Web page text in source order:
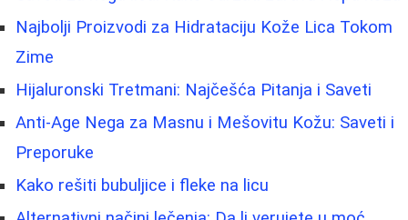
Najbolji Proizvodi za Hidrataciju Kože Lica Tokom
Zime
Hijaluronski Tretmani: Najčešća Pitanja i Saveti
Anti-Age Nega za Masnu i Mešovitu Kožu: Saveti i
Preporuke
Kako rešiti bubuljice i fleke na licu